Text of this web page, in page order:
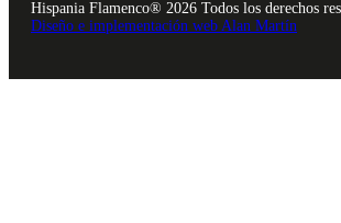
Hispania Flamenco® 2026 Todos los derechos
Diseño e implementación web Alan Martín